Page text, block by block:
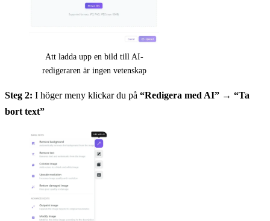
Att ladda upp en bild till AI-
redigeraren är ingen vetenskap
Steg 2: I höger meny klickar du på “Redigera med AI” → “Ta
bort text”